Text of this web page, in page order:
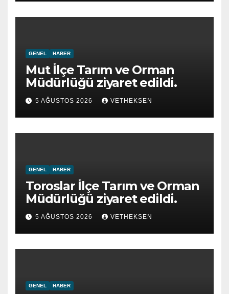
GENEL HABER
Mut İlçe Tarım ve Orman
Müdürlüğü ziyaret edildi.
5 AĞUSTOS 2026 VETHEKSEN
GENEL HABER
Toroslar İlçe Tarım ve Orman
Müdürlüğü ziyaret edildi.
5 AĞUSTOS 2026 VETHEKSEN
GENEL HABER